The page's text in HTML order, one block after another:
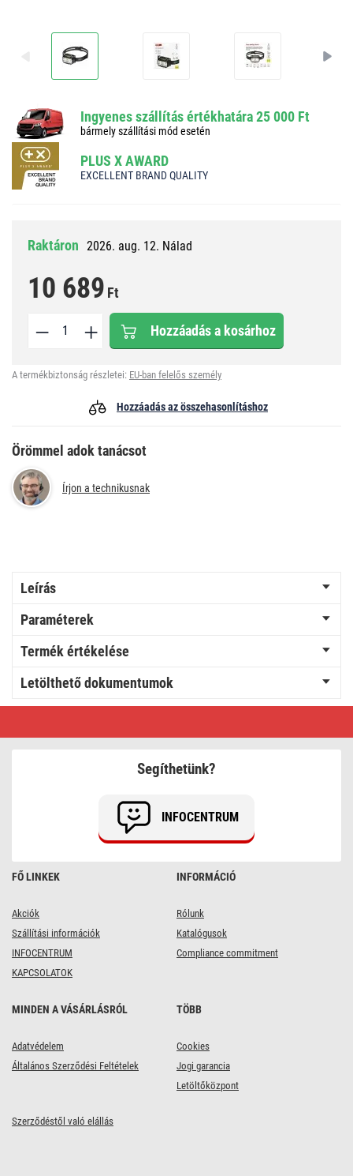
Ingyenes szállítás értékhatára 25 000 Ft
bármely szállítási mód esetén
PLUS X AWARD
EXCELLENT BRAND QUALITY
Raktáron 2026. aug. 12. Nálad
10 689 Ft
Hozzáadás a kosárhoz
A termékbiztonság részletei: EU-ban felelős személy
Hozzáadás az összehasonlításhoz
Örömmel adok tanácsot
Írjon a technikusnak
Leírás
Paraméterek
Termék értékelése
Letölthető dokumentumok
FŐ LINKEK
Akciók
Szállítási információk
INFOCENTRUM
KAPCSOLATOK
INFORMÁCIÓ
Rólunk
Katalógusok
Compliance commitment
MINDEN A VÁSÁRLÁSRÓL
Adatvédelem
Általános Szerződési Feltételek
TÖBB
Cookies
Jogi garancia
Letöltőközpont
Szerződéstől való elállás
Segíthetünk?
INFOCENTRUM